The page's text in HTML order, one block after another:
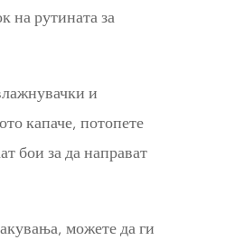
на рутината за
и
капаче, потопете
бои за да направат
можете да ги